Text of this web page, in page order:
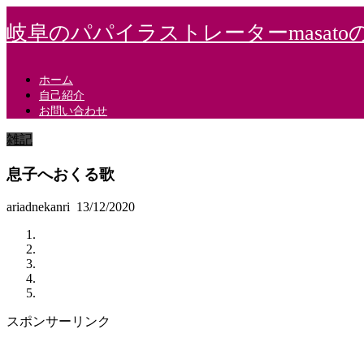
岐阜のパパイラストレーターmasato
ホーム
自己紹介
お問い合わせ
雑記
息子へおくる歌
ariadnekanri 13/12/2020
スポンサーリンク